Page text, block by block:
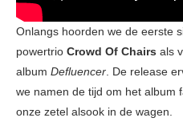
Onlangs hoorden we de eerste
powertrio Crowd Of Chairs als
album Defluencer . De release
we namen de tijd om het album
onze zetel alsook in de wagen.